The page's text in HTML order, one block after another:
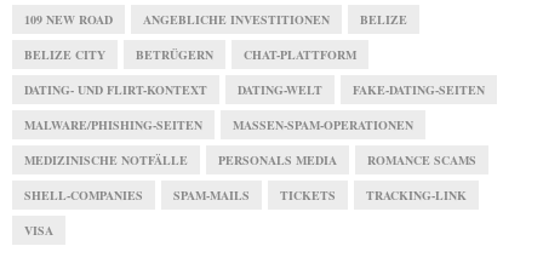
109 NEW ROAD ANGEBLICHE INVESTITIONEN BELIZE
BELIZE CITY BETRÜGERN CHAT-PLATTFORM
DATING- UND FLIRT-KONTEXT DATING-WELT FAKE-DATING-SEITEN
MALWARE/PHISHING-SEITEN MASSEN-SPAM-OPERATIONEN
MEDIZINISCHE NOTFÄLLE PERSONALS MEDIA ROMANCE SCAMS
SHELL-COMPANIES SPAM-MAILS TICKETS TRACKING-LINK
VISA